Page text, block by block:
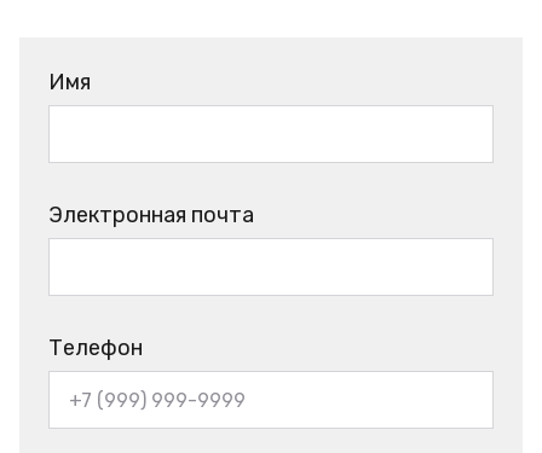
Имя
Электронная почта
Телефон